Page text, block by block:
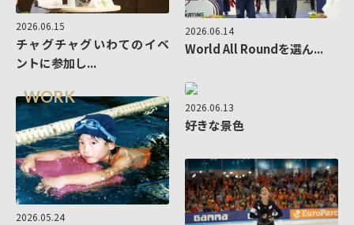
2026.06.15
チャグチャグいわてのイベ
ントに参加し...
2026.06.14
World All Roundを選ん...
2026.06.13
好きな景色
WORK
2026.05.24